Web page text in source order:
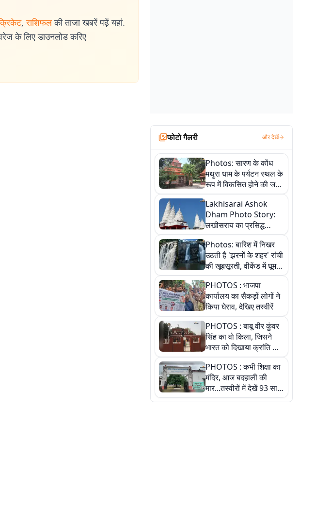
, राशिफल की ताजा खबरें पढ़ें यहां.
के लिए डाउनलोड करिए
फोटो गैलरी और देखें
Photos: सारण के कोंध
मथुरा धाम के पर्यटन स्थल के
रूप में विकसित होने की जगी
आस, 9 तस्वीरों में देखें पूरी
कहानी
Lakhisarai Ashok
Dham Photo Story:
लखीसराय का प्रसिद्ध
अशोक धाम—आस्था,
श्रृंगार, अनुष्ठान और
अलौकिक संध्या आरती के
विहंगम दृश्य
Photos: बारिश में निखर
उठती है 'झरनों के शहर' रांची
की खूबसूरती, वीकेंड में घूम
आएं ये 5 वादियां
PHOTOS : भाजपा
कार्यालय का सैकड़ों लोगों ने
किया घेराव, देखिए तस्वीरें
PHOTOS : बाबू वीर कुंवर
सिंह का वो किला, जिसने
भारत को दिखाया क्रांति का
रास्ता: तस्वीरों में देखिए
PHOTOS : कभी शिक्षा का
मंदिर, आज बदहाली की
मार...तस्वीरों में देखें 93 साल
पुराने इस हाई स्कूल की